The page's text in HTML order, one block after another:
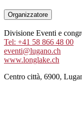
Organizzatore
Divisione Eventi e
Tel: +41 58 866 48 00
eventi@lugano.ch
www.longlake.ch
Centro città, 6900,